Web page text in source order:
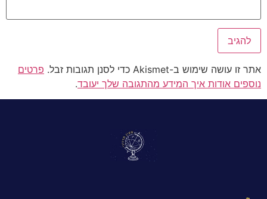
אתר זו עושה שימוש ב-Akismet כדי לסנן תגובות זבל.
פרטים
נוספים אודות איך המידע מהתגובה שלך יעובד.